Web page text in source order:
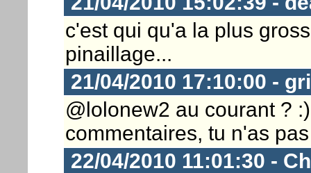
c'est qui qu'a la plus
pinaillage...
21/04/2010 17:10:00 -
@lolonew2 au courant ?
commentaires, tu n'as
22/04/2010 11:01:30 -